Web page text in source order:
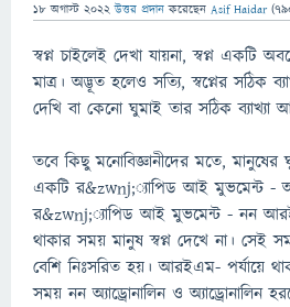
18 অগাস্ট 2022 উত্তর প্রদান করেছেন Asif Haidar (
স্বপ্ন চাইলেই দেখা যায়না, স্বপ্ন একটি
মাত্র। অদ্ভূত হলেও সত্যি, স্বপ্নের সঠিক
দেখি বা কেনো ঘুমাই তার সঠিক ব্যাখ্যা
তবে কিছু মনোবিজ্ঞানীদের মতে, মানুষের
একটি র&zwnj;্যাপিড আই মুভমেন্ট -
র&zwnj;্যাপিড আই মুভমেন্ট - নন
থাকার সময় মানুষ স্বপ্ন দেখে না। সেই
বেশি নিঃসরিত হয়। আরইএম- পর্যায়ে
সময় নন অ্যাড্রোনালিন ও অ্যাড্রোনালিন